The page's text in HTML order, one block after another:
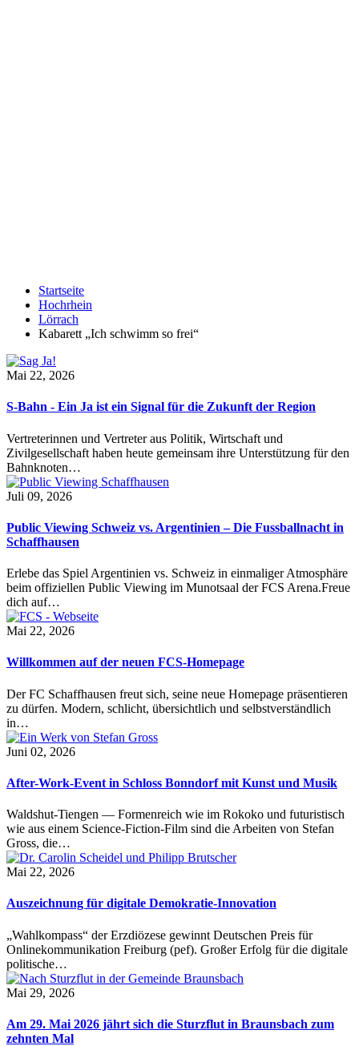
Startseite
Hochrhein
Lörrach
Kabarett „Ich schwimm so frei“
Mai 22, 2026
S-Bahn - Ein Ja ist ein Signal für die Zukunft der Region
Vertreterinnen und Vertreter aus Politik, Wirtschaft und
Zivilgesellschaft haben heute gemeinsam ihre Unterstützung für den
Bahnknoten…
Juli 09, 2026
Public Viewing Schweiz vs. Argentinien – Die Fussballnacht in
Schaffhausen
Erlebe das Spiel Argentinien vs. Schweiz in einmaliger Atmosphäre
beim offiziellen Public Viewing im Munotsaal der FCS Arena.Freue
dich auf…
Mai 22, 2026
Willkommen auf der neuen FCS-Homepage
Der FC Schaffhausen freut sich, seine neue Homepage präsentieren
zu dürfen. Modern, schlicht, übersichtlich und selbstverständlich
in…
Juni 02, 2026
After-Work-Event in Schloss Bonndorf mit Kunst und Musik
Waldshut-Tiengen — Formenreich wie im Rokoko und futuristisch
wie aus einem Science-Fiction-Film sind die Arbeiten von Stefan
Gross, die…
Mai 22, 2026
Auszeichnung für digitale Demokratie-Innovation
„Wahlkompass“ der Erzdiözese gewinnt Deutschen Preis für
Onlinekommunikation Freiburg (pef). Großer Erfolg für die digitale
politische…
Mai 29, 2026
Am 29. Mai 2026 jährt sich die Sturzflut in Braunsbach zum
zehnten Mal